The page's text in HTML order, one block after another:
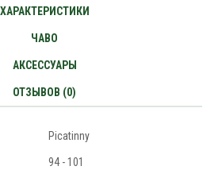
ХАРАКТЕРИСТИКИ
ЧАВО
АКСЕССУАРЫ
ОТЗЫВОВ (0)
Picatinny
94 - 101